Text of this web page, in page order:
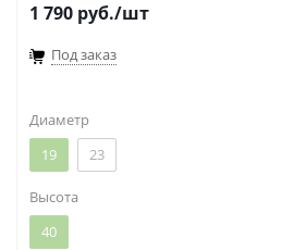
1 790 руб./шт
Под заказ
Диаметр
19
23
Высота
40